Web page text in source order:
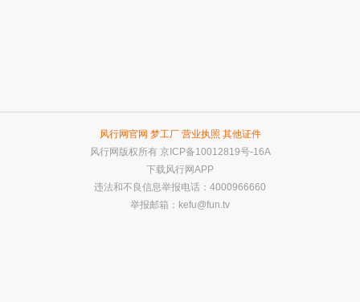
风行网官网 梦工厂 营业执照 其他证件
风行网版权所有 京ICP备10012819号-16A
下载风行网APP
违法和不良信息举报电话：4000966660
举报邮箱： kefu@fun.tv